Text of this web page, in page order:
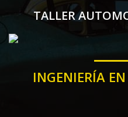
TALLER
INGENIERÍA